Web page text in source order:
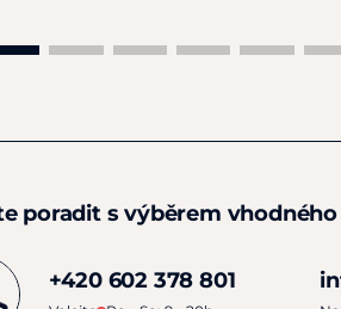
poradit s výběrem
+420 602 378 801